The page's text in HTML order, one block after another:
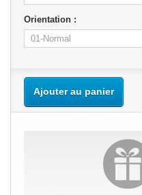
Orientation :
Ajouter au panier